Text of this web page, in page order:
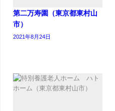
第二万寿園（東京都東村山
市）
2021年8月24日